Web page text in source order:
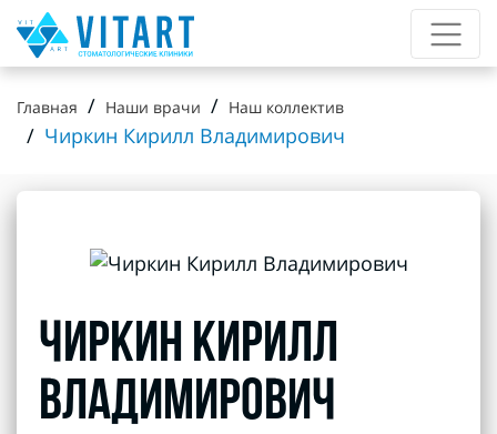
Главная Наши врачи Наш коллектив
Чиркин Кирилл Владимирович
ЧИРКИН КИРИЛЛ
ВЛАДИМИРОВИЧ